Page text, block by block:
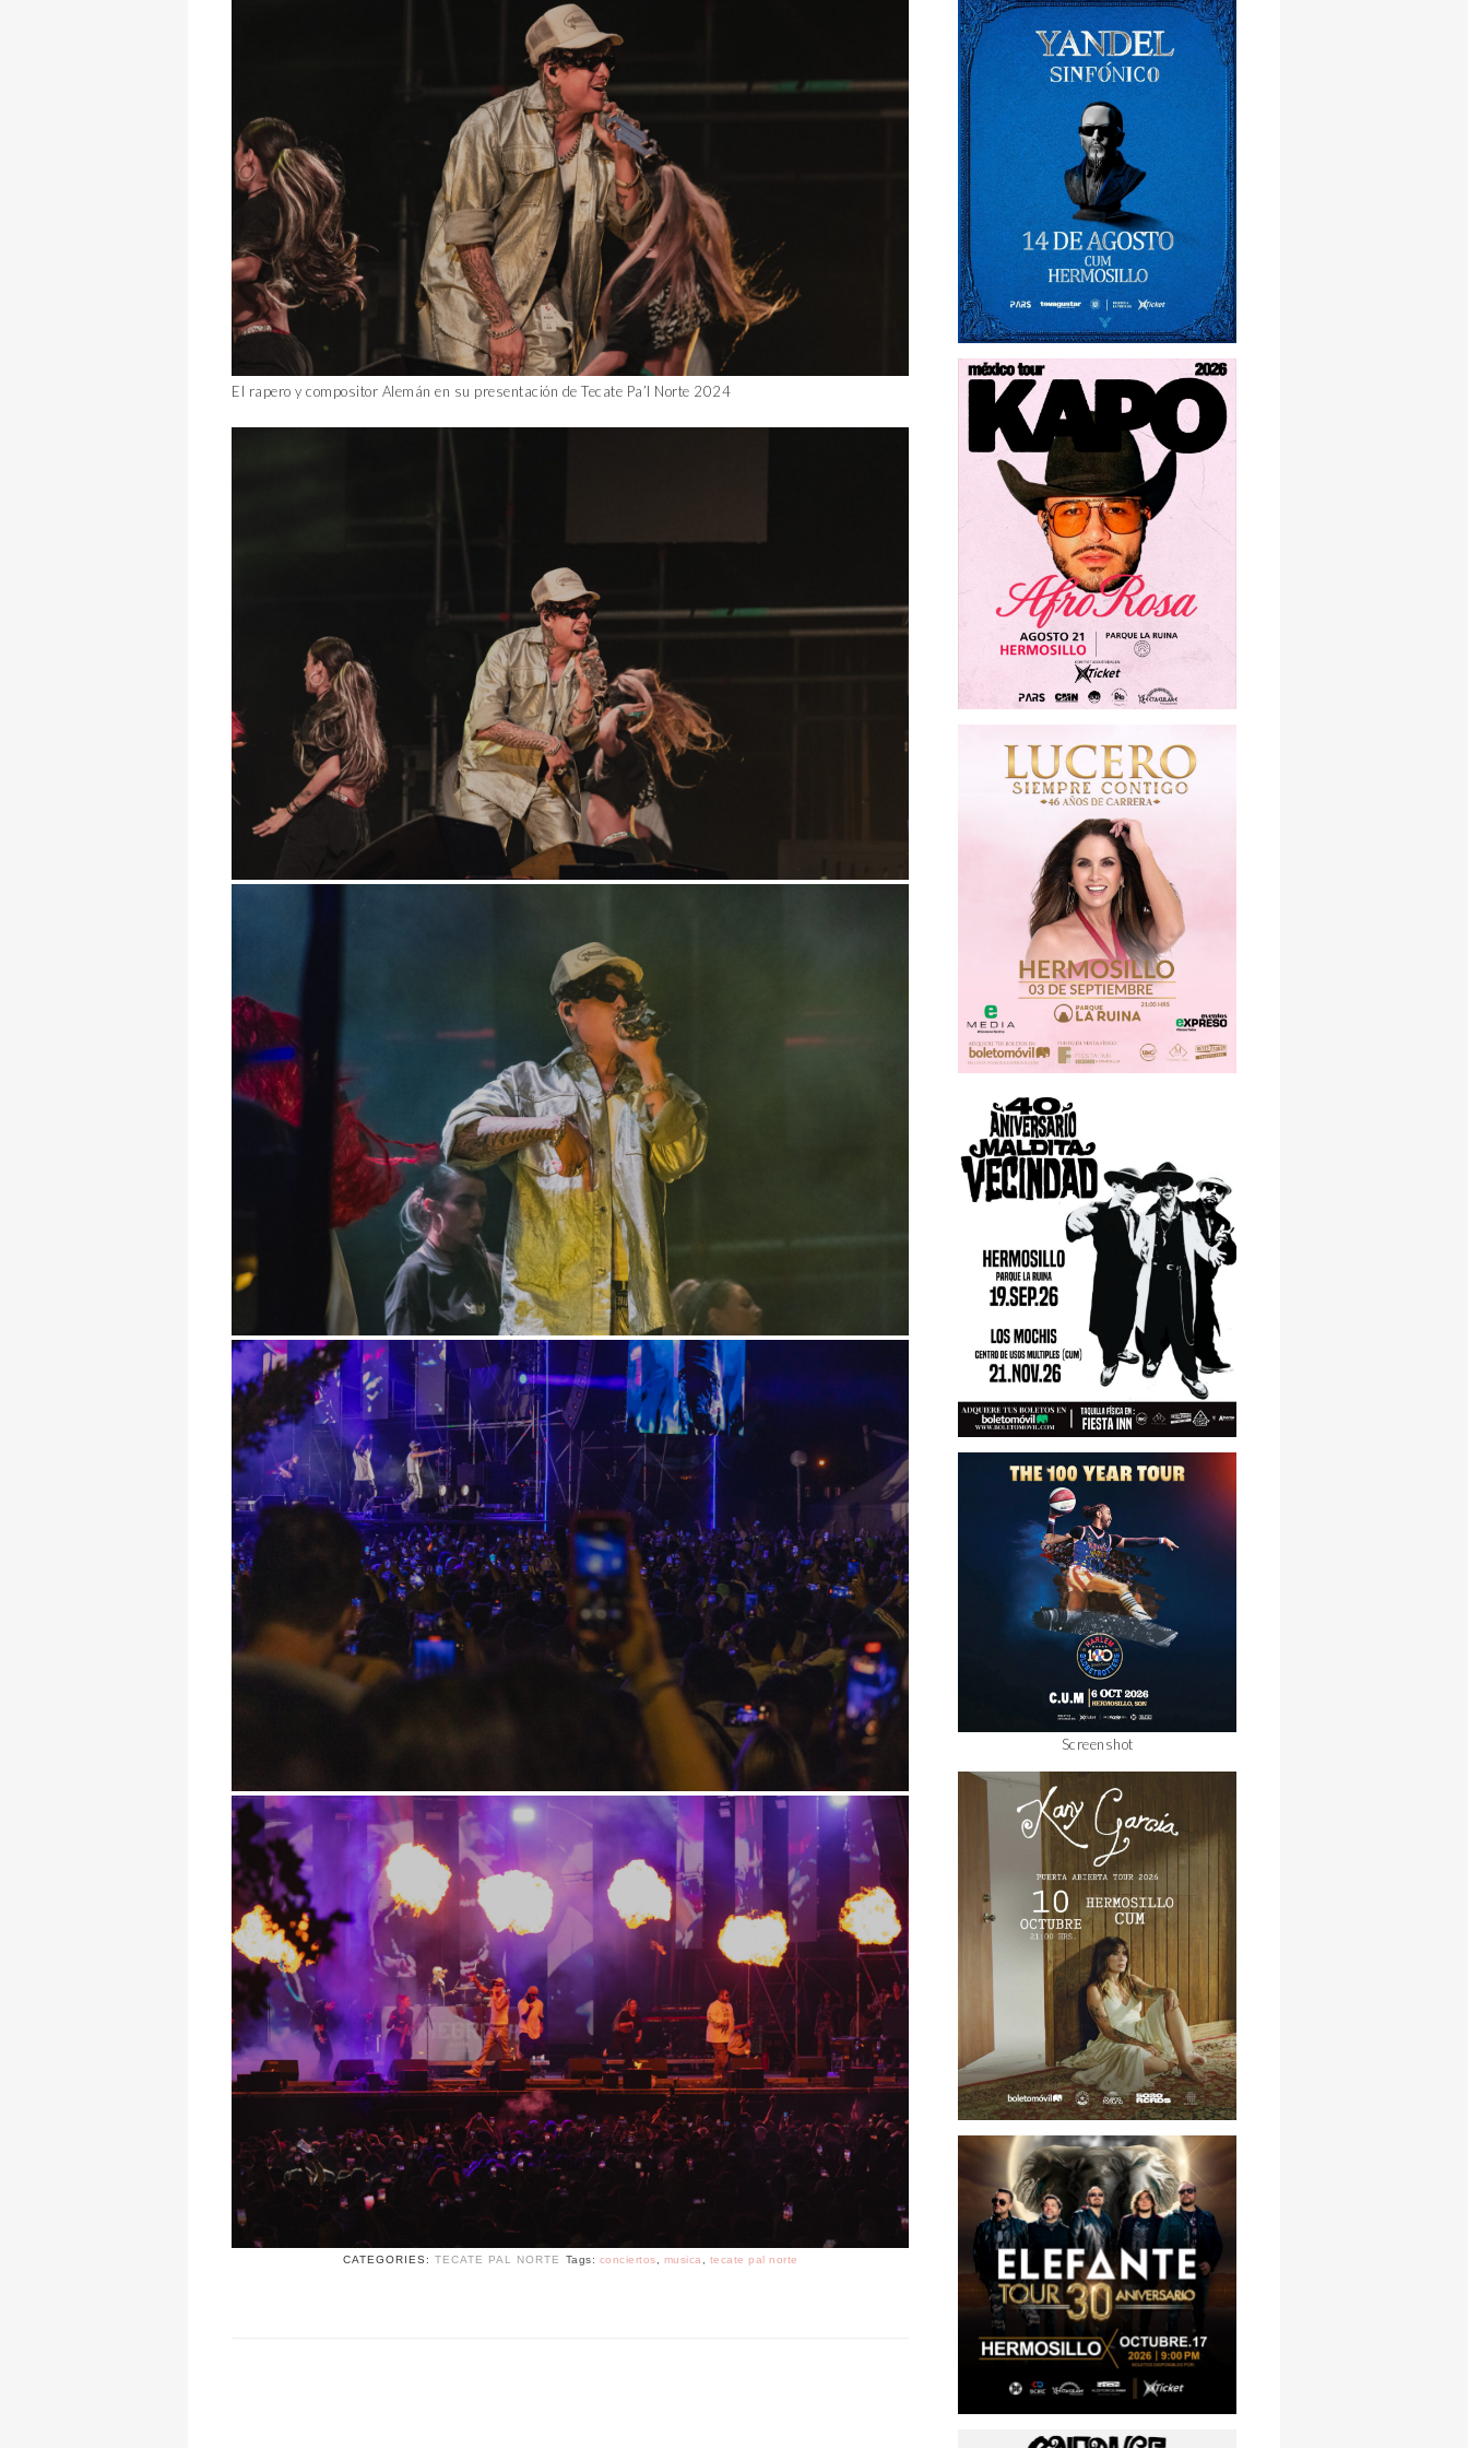
El rapero y compositor Alemán en su presentación de Tecate Pa’l Norte 2024
CATEGORIES: TECATE PAL NORTE Tags: conciertos musica tecate pal norte
Screenshot